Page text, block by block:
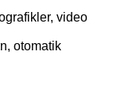
video
otomatik